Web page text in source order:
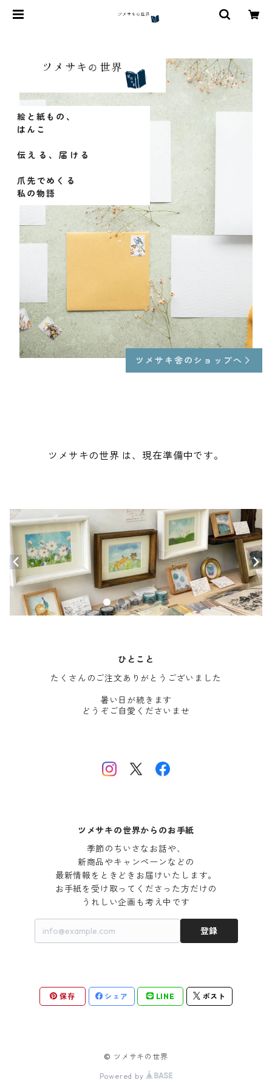
絵と紙もの、
はんこ
伝える、届ける
爪先でめくる
私の物語
ツメサキ舎のショップへ
ツメサキの世界 は、現在準備中です。
ひとこと
たくさんのご注文ありがとうございました
暑い日が続きます
どうぞご自愛くださいませ
ツメサキの世界からのお手紙
季節のちいさなお話や、
新商品やキャンペーンなどの
最新情報をときどきお届けいたします。
お手紙を受け取ってくださった方だけの
うれしい企画も考え中です
登録
保存 シェア LINE ポスト
© ツメサキの世界
Powered by